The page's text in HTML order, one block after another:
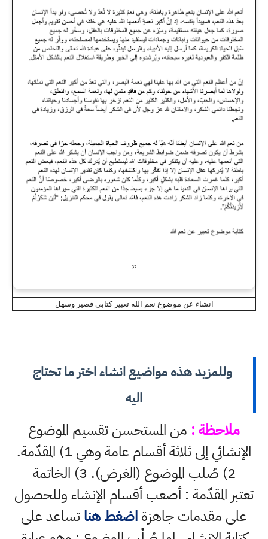
انشاء عن موضوع نعم الله تعبير كتابي قصير وسهل
وللمزيد هذه مواضيع انشاء اختر ما تحتاج
اليه
ملاحظة : من المستحسن تقسيم الموضوع
الإنشائي إلى ثلاثة أقسام عامة وهي 1) المقدّمة.
2) صُلب الموضوع (الغرض). 3) الخاتمة
تعتبر المقدّمة : أصعب أقسام الإنشاء وللحصول
على مقدمات جاهزةاضغط هناتساعد على